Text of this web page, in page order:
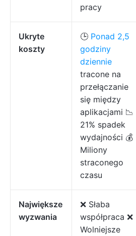
pracy
Ukryte
koszty
🕒 Ponad 2,5
godziny
dziennie
tracone na
przełączanie
się między
aplikacjami 📉
21% spadek
wydajności 💰
Miliony
straconego
czasu
Największe
wyzwania
❌ Słaba
współpraca ❌
Wolniejsze